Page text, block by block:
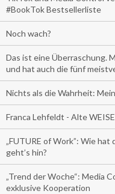
#BookTok Bestsellerliste
Noch wach?
Das ist eine Überraschung.
und hat auch die fünf
Nichts als die Wahrheit:
Franca Lehfeldt - Alte
„FUTURE of Work”: Wie
geht’s hin?
„Trend der Woche“: Media
exklusive Kooperation